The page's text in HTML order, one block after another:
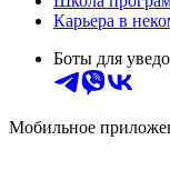
Карьера в
Боты для
Мобильное